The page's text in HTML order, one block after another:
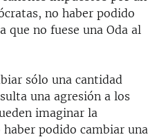
no haber podido
que no fuese una Oda al
sólo una cantidad
una agresión a los
imaginar la
podido cambiar una